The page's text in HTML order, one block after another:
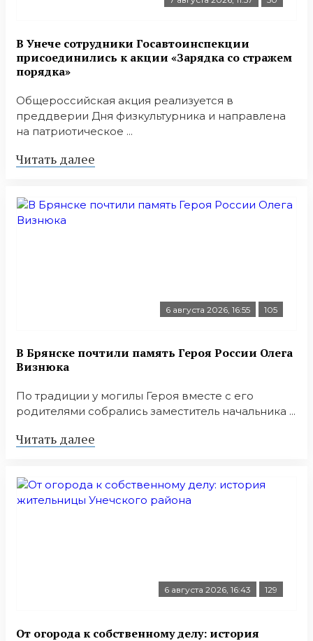
В Унече сотрудники Госавтоинспекции
присоединились к акции «Зарядка со стражем
порядка»
Общероссийская акция реализуется в
преддверии Дня физкультурника и направлена
на патриотическое ...
Читать далее
6 августа 2026, 16:55 105
В Брянске почтили память Героя России Олега
Визнюка
По традиции у могилы Героя вместе с его
родителями собрались заместитель начальника ...
Читать далее
6 августа 2026, 16:43 129
От огорода к собственному делу: история